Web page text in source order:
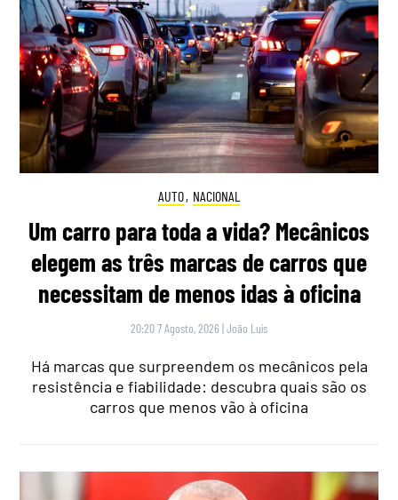
AUTO, NACIONAL
Um carro para toda a vida? Mecânicos
elegem as três marcas de carros que
necessitam de menos idas à oficina
20:20 7 Agosto, 2026 |João Luís
Há marcas que surpreendem os mecânicos pela
resistência e fiabilidade: descubra quais são os
carros que menos vão à oficina